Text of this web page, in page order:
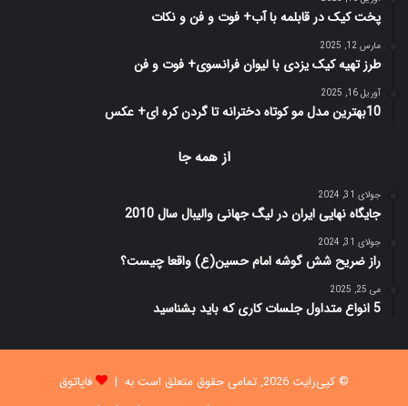
پخت کیک در قابلمه با آب+ فوت و فن و نکات
مارس 12, 2025
طرز تهیه کیک یزدی با لیوان فرانسوی+ فوت و فن
آوریل 16, 2025
10بهترین مدل مو کوتاه دخترانه تا گردن کره ای+ عکس
از همه جا
جولای 31, 2024
جایگاه نهایی ایران در لیگ جهانی والیبال سال 2010
جولای 31, 2024
راز‌ ضریح شش گوشه امام‌ حسین(ع) واقعا چیست؟
می 25, 2025
5 انواع متداول جلسات کاری که باید بشناسید
© کپی‌رایت 2026, تمامی حقوق متعلق است به |
فاپاتوق